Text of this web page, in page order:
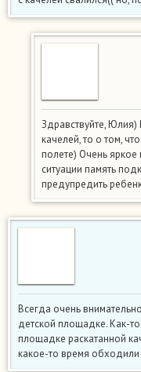
Здравствуйте, Юлия)
качелей, то о том,
полете) Очень
ситуации память
предупредить
Всегда очень
детской площадке. Как-
площадке раскатанной
какое-то время